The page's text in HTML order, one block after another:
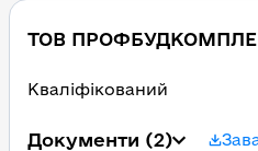
ТОВ
Кваліфікований
Документи (2)